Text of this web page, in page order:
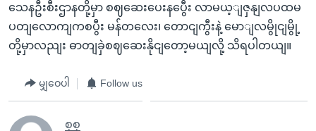
သေနဦးစီးဌာနတို့မှာ စဈဆေးပေးနပွေီး လာမယ့ျဇှနျလပထမ
ပတျလောကျကစပွီး မန်တလေး၊ တောငျကွီးနဲ့ မောျလမွိုငျမွို့
တို့မှာလညျး ဓာတျခှဲစဈဆေးနိုငျတော့မယျလို့ သိရပါတယျ။
မျှဝေပါ Follow us
စုစု